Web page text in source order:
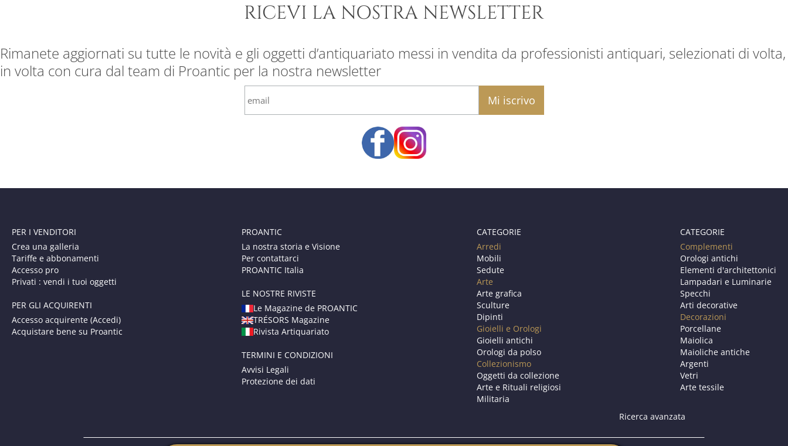
RICEVI LA NOSTRA NEWSLETTER
Rimanete aggiornati su tutte le novità e gli oggetti d’antiquariato messi in vendita da professionisti antiquari, selezionati di volta,
in volta con cura dal team di Proantic per la nostra newsletter
PER I VENDITORI
Crea una galleria
Tariffe e abbonamenti
Accesso pro
Privati : vendi i tuoi oggetti
PER GLI ACQUIRENTI
Accesso acquirente (Accedi)
Acquistare bene su Proantic
PROANTIC
La nostra storia e Visione
Per contattarci
PROANTIC Italia
LE NOSTRE RIVISTE
Le Magazine de PROANTIC
TRÉSORS Magazine
Rivista Artiquariato
TERMINI E CONDIZIONI
Avvisi Legali
Protezione dei dati
CATEGORIE
Arredi
Mobili
Sedute
Arte
Arte grafica
Sculture
Dipinti
Gioielli e Orologi
Gioielli antichi
Orologi da polso
Collezionismo
Oggetti da collezione
Arte e Rituali religiosi
Militaria
CATEGORIE
Complementi
Orologi antichi
Elementi d'architettonici
Lampadari e Luminarie
Specchi
Arti decorative
Decorazioni
Porcellane
Maiolica
Maioliche antiche
Argenti
Vetri
Arte tessile
Ricerca avanzata